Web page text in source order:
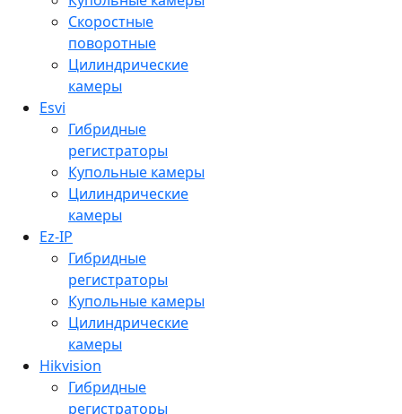
Скоростные
поворотные
Цилиндрические
камеры
Esvi
Гибридные
регистраторы
Купольные камеры
Цилиндрические
камеры
Ez-IP
Гибридные
регистраторы
Купольные камеры
Цилиндрические
камеры
Hikvision
Гибридные
регистраторы